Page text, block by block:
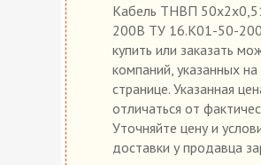
Кабель ТНВП
200В ТУ 16.К01-50-
купить или заказать
компаний, указанных на
странице. Указанная
отличаться от
Уточняйте цену и
доставки у продавца